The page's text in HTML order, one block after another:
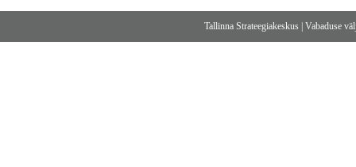
Tallinna Strateegiakeskus |Vabaduse